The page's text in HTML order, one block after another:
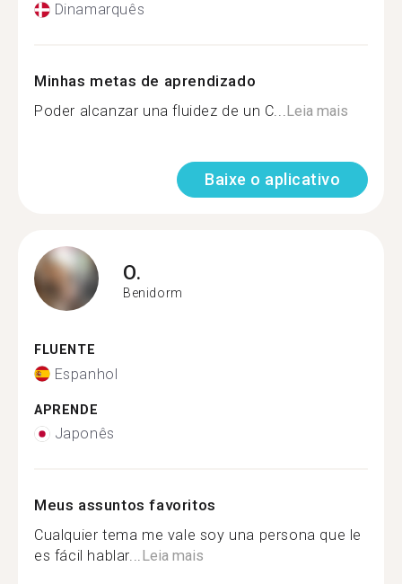
Dinamarquês
Minhas metas de aprendizado
Poder alcanzar una fluidez de un C...Leia mais
Baixe o aplicativo
O.
Benidorm
FLUENTE
Espanhol
APRENDE
Japonês
Meus assuntos favoritos
Cualquier tema me vale soy una persona que le
es fácil hablar...Leia mais